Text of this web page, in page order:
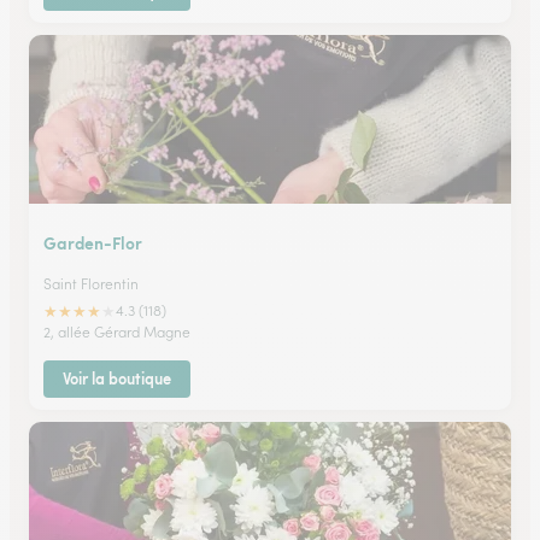
Garden-Flor
Saint Florentin
★★★★
4.3 (118)
2, allée Gérard Magne
Voir la boutique